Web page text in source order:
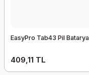
EasyPro Tab43 Pil Batarya
409,11 TL